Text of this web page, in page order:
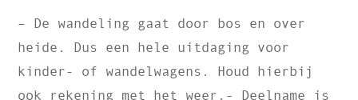
– De wandeling gaat door bos en over
heide. Dus een hele uitdaging voor
kinder- of wandelwagens. Houd hierbij
ook rekening met het weer.- Deelname is